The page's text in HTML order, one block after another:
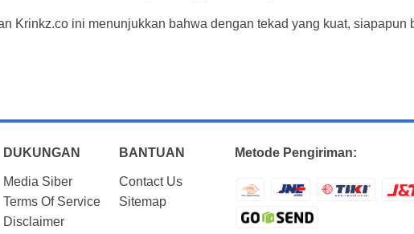
Krinkz.co ini menunjukkan bahwa dengan tekad yang kuat, siapapun
DUKUNGAN
Media Siber
Terms Of Service
Disclaimer
BANTUAN
Contact Us
Sitemap
Metode Pengiriman: